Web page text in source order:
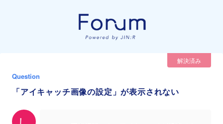
解決済み
Question
「アイキャッチ画像の設定」が表示されない